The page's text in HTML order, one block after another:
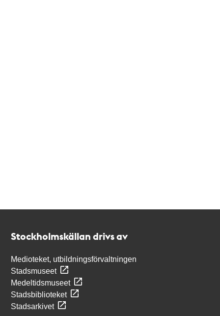
Stockholmskällan drivs av
Medioteket, utbildningsförvaltningen
Stadsmuseet
Medeltidsmuseet
Stadsbiblioteket
Stadsarkivet